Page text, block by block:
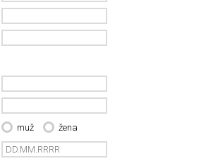
muž žena